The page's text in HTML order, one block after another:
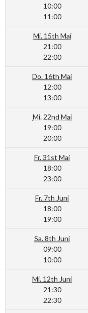
10:00
11:00
Mi. 15th Mai
21:00
22:00
Do. 16th Mai
12:00
13:00
Mi. 22nd Mai
19:00
20:00
Fr. 31st Mai
18:00
23:00
Fr. 7th Juni
18:00
19:00
Sa. 8th Juni
09:00
10:00
Mi. 12th Juni
21:30
22:30